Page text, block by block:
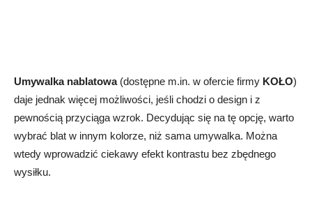
Umywalka nablatowa(dostępne m.in. w ofercie firmy KOŁO)
daje jednak więcej możliwości, jeśli chodzi o design i z
pewnością przyciąga wzrok. Decydując się na tę opcję, warto
wybrać blat w innym kolorze, niż sama umywalka. Można
wtedy wprowadzić ciekawy efekt kontrastu bez zbędnego
wysiłku.